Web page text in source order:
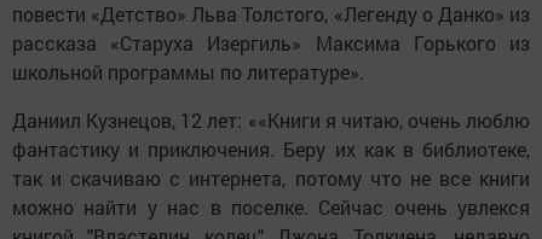
повести «Детство» Льва Толстого, «Легенду о Данко» из
рассказа «Старуха Изергиль» Максима Горького из
школьной программы по литературе».
Даниил Кузнецов, 12 лет: ««Книги я читаю, очень люблю
фантастику и приключения. Беру их как в библиотеке,
так и скачиваю с интернета, потому что не все книги
можно найти у нас в поселке. Сейчас очень увлекся